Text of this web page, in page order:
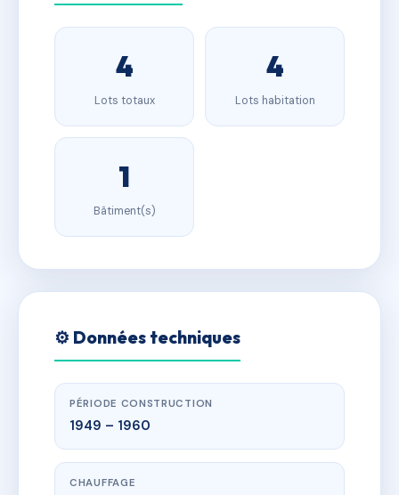
4
Lots totaux
4
Lots habitation
1
Bâtiment(s)
⚙️ Données techniques
PÉRIODE CONSTRUCTION
1949 – 1960
CHAUFFAGE